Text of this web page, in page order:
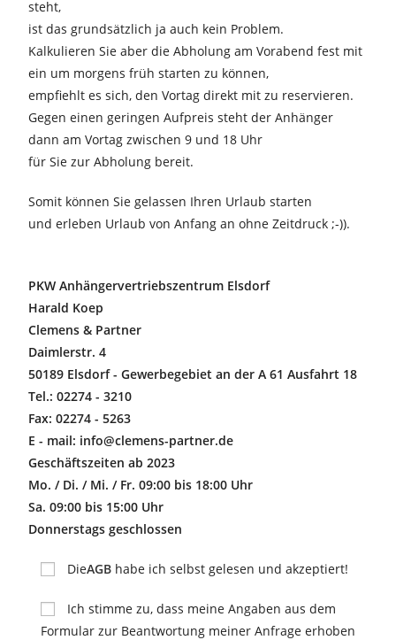
steht,
ist das grundsätzlich ja auch kein Problem.
Kalkulieren Sie aber die Abholung am Vorabend fest mit
ein um morgens früh starten zu können,
empfiehlt es sich, den Vortag direkt mit zu reservieren.
Gegen einen geringen Aufpreis steht der Anhänger
dann am Vortag zwischen 9 und 18 Uhr
für Sie zur Abholung bereit.
Somit können Sie gelassen Ihren Urlaub starten
und erleben Urlaub von Anfang an ohne Zeitdruck ;-)).
PKW Anhängervertriebszentrum Elsdorf
Harald Koep
Clemens & Partner
Daimlerstr. 4
50189 Elsdorf - Gewerbegebiet an der A 61 Ausfahrt 18
Tel.: 02274 - 3210
Fax: 02274 - 5263
E - mail: info@clemens-partner.de
Geschäftszeiten ab 2023
Mo. / Di. / Mi. / Fr. 09:00 bis 18:00 Uhr
Sa. 09:00 bis 15:00 Uhr
Donnerstags geschlossen
DieAGB habe ich selbst gelesen und akzeptiert!
Ich stimme zu, dass meine Angaben aus dem
Formular zur Beantwortung meiner Anfrage erhoben